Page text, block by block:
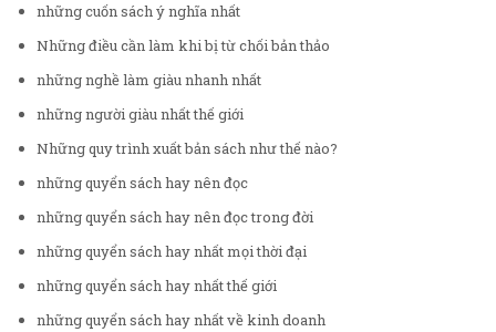
những cuốn sách ý nghĩa nhất
Những điều cần làm khi bị từ chối bản thảo
những nghề làm giàu nhanh nhất
những người giàu nhất thế giới
Những quy trình xuất bản sách như thế nào?
những quyển sách hay nên đọc
những quyển sách hay nên đọc trong đời
những quyển sách hay nhất mọi thời đại
những quyển sách hay nhất thế giới
những quyển sách hay nhất về kinh doanh